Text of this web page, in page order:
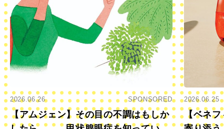
2026.06.26 SPONSORED
【アムジェン】その目の不調はもしか
2026.06.25
【ベネフ